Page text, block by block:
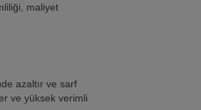
maliyet
azaltır ve sarf
ve yüksek verimli